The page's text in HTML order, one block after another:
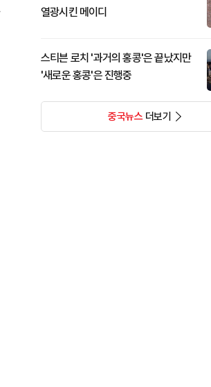
열광시킨 메이디
스티븐 로치 '과거의 홍콩'은 끝났지만
'새로운 홍콩'은 진행중
중국뉴스더보기